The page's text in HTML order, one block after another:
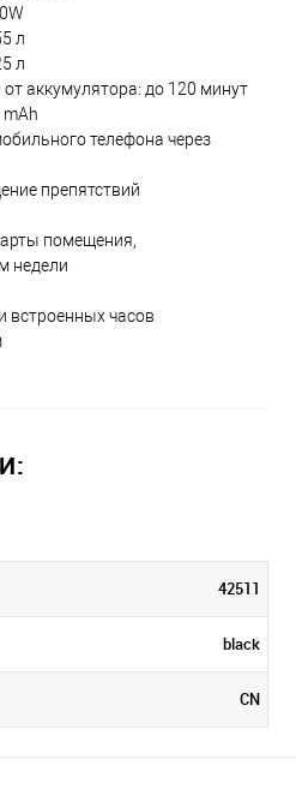
л
л
аккумулятора: до 120 минут
телефона через
препятствий
помещения,
недели
встроенных часов
42511
black
CN